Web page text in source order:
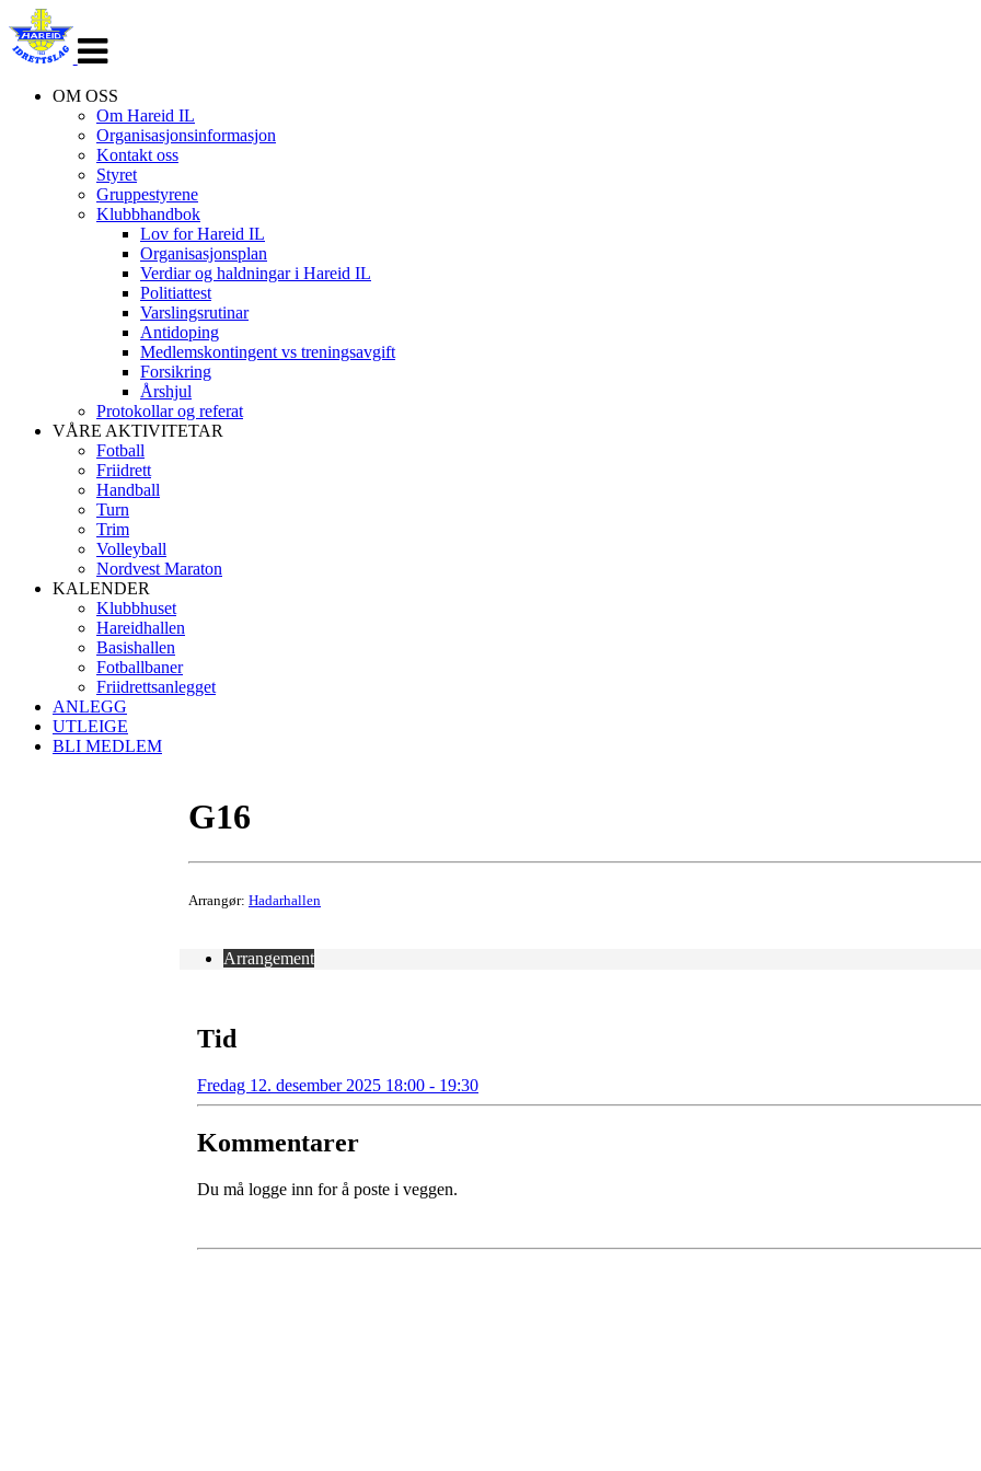
navigasjon
OM OSS
Om Hareid IL
Organisasjonsinformasjon
Kontakt oss
Styret
Gruppestyrene
Klubbhandbok
Lov for Hareid IL
Organisasjonsplan
Verdiar og haldningar i Hareid IL
Politiattest
Varslingsrutinar
Antidoping
Medlemskontingent vs treningsavgift
Forsikring
Årshjul
Protokollar og referat
VÅRE AKTIVITETAR
Fotball
Friidrett
Handball
Turn
Trim
Volleyball
Nordvest Maraton
KALENDER
Klubbhuset
Hareidhallen
Basishallen
Fotballbaner
Friidrettsanlegget
ANLEGG
UTLEIGE
BLI MEDLEM
G16
Arrangør: Hadarhallen
Arrangement
Tid
Fredag 12. desember 2025 18:00 - 19:30
Kommentarer
Du må logge inn for å poste i veggen.